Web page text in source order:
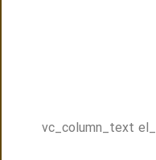
[/